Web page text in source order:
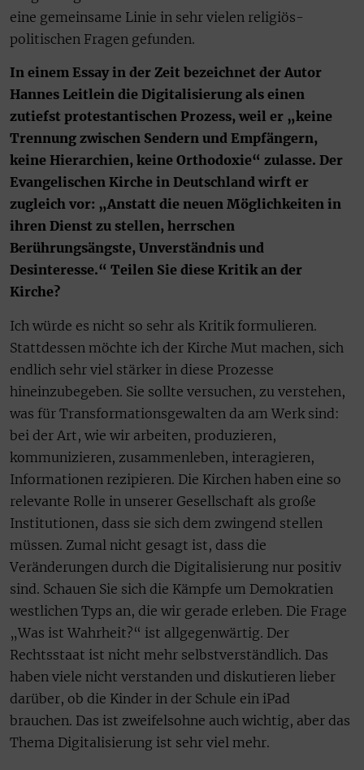
eine gemeinsame Linie in sehr vielen religiös-
politischen Fragen gefunden.
In einem Essay in der Zeit bezeichnet der Autor
Hannes Leitlein die Digitalisierung als einen
zutiefst protes­tantischen Prozess, weil er „keine
Trennung zwischen Sendern und Empfängern,
keine Hierarchien, keine Orthodoxie“ zulasse. Der
Evangelischen Kirche in Deutschland wirft er
zugleich vor: „Anstatt die neuen Möglichkeiten in
ihren Dienst zu stellen, herrschen
Berührungsängste, Unverständnis und
Desinteresse.“ Teilen Sie diese Kritik an der
Kirche?
Ich würde es nicht so sehr als Kritik formulieren.
Stattdessen möchte ich der Kirche Mut machen, sich
endlich sehr viel stärker in diese Prozesse
hineinzubegeben. Sie sollte versuchen, zu verstehen,
was für Transformationsgewalten da am Werk sind:
bei der Art, wie wir arbeiten, produzieren,
kommunizieren, zusammenleben, interagieren,
Informationen rezipieren. Die Kirchen haben eine so
relevante Rolle in unserer Gesellschaft als große
Institutionen, dass sie sich dem zwingend stellen
müssen. Zumal nicht gesagt ist, dass die
Veränderungen durch die Digitalisierung nur positiv
sind. Schauen Sie sich die Kämpfe um Demokratien
westlichen Typs an, die wir gerade erleben. Die Frage
„Was ist Wahrheit?“ ist allgegenwärtig. Der
Rechtsstaat ist nicht mehr selbstverständlich. Das
haben viele nicht verstanden und diskutieren lieber
darüber, ob die Kinder in der Schule ein iPad
brauchen. Das ist zweifelsohne auch wichtig, aber das
Thema Digitalisierung ist sehr viel mehr.